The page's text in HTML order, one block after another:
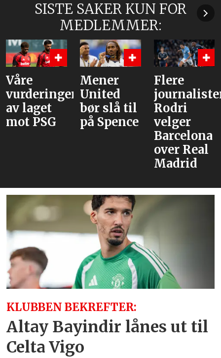
SISTE SAKER KUN FOR
MEDLEMMER:
Våre
vurderinger
av laget
mot PSG
Mener
United
bør slå til
på Spence
Flere
Rodri
velger
Barcelona
over Real
Madrid
KLUBBEN BEKREFTER:
Altay Bayindir lånes ut til
Celta Vigo